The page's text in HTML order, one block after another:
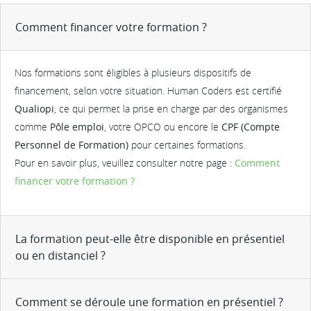
Comment financer votre formation ?
Nos formations sont éligibles à plusieurs dispositifs de
financement, selon votre situation. Human Coders est certifié
Qualiopi, ce qui permet la prise en charge par des organismes
comme Pôle emploi, votre OPCO ou encore le CPF (Compte
Personnel de Formation) pour certaines formations.
Pour en savoir plus, veuillez consulter notre page : Comment
financer votre formation ?
La formation peut-elle être disponible en présentiel
ou en distanciel ?
Comment se déroule une formation en présentiel ?